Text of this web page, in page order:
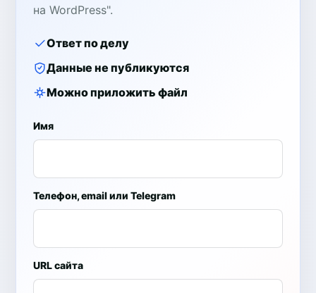
на WordPress".
Ответ по делу
Данные не публикуются
Можно приложить файл
Имя
Телефон, email или Telegram
URL сайта